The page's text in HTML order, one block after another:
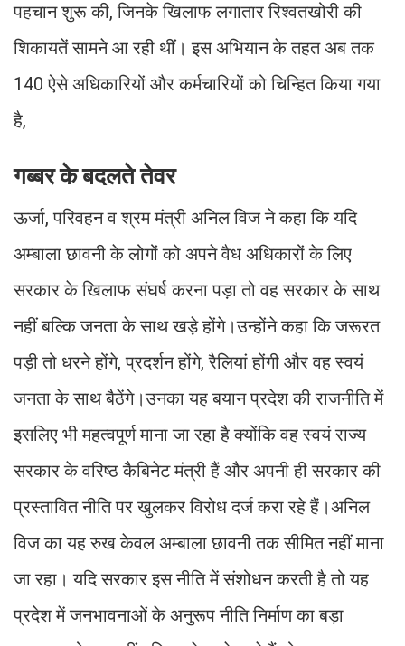
पहचान शुरू की, जिनके खिलाफ लगातार रिश्वतखोरी की
शिकायतें सामने आ रही थीं। इस अभियान के तहत अब तक
140 ऐसे अधिकारियों और कर्मचारियों को चिन्हित किया गया
है,
गब्बर के बदलते तेवर
ऊर्जा, परिवहन व श्रम मंत्री अनिल विज ने कहा कि यदि
अम्बाला छावनी के लोगों को अपने वैध अधिकारों के लिए
सरकार के खिलाफ संघर्ष करना पड़ा तो वह सरकार के साथ
नहीं बल्कि जनता के साथ खड़े होंगे।उन्होंने कहा कि जरूरत
पड़ी तो धरने होंगे, प्रदर्शन होंगे, रैलियां होंगी और वह स्वयं
जनता के साथ बैठेंगे।उनका यह बयान प्रदेश की राजनीति में
इसलिए भी महत्वपूर्ण माना जा रहा है क्योंकि वह स्वयं राज्य
सरकार के वरिष्ठ कैबिनेट मंत्री हैं और अपनी ही सरकार की
प्रस्तावित नीति पर खुलकर विरोध दर्ज करा रहे हैं।अनिल
विज का यह रुख केवल अम्बाला छावनी तक सीमित नहीं माना
जा रहा। यदि सरकार इस नीति में संशोधन करती है तो यह
प्रदेश में जनभावनाओं के अनुरूप नीति निर्माण का बड़ा